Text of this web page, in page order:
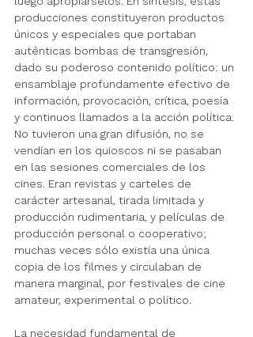
producciones constituyeron productos
únicos y especiales que portaban
auténticas bombas de transgresión,
dado su poderoso contenido político: un
ensamblaje profundamente efectivo de
información, provocación, crítica, poesía
y continuos llamados a la acción política.
No tuvieron una gran difusión, no se
vendían en los quioscos ni se pasaban
en las sesiones comerciales de los
cines. Eran revistas y carteles de
carácter artesanal, tirada limitada y
producción rudimentaria, y películas de
producción personal o cooperativo;
muchas veces sólo existía una única
copia de los filmes y circulaban de
manera marginal, por festivales de cine
amateur, experimental o político.
La necesidad fundamental de